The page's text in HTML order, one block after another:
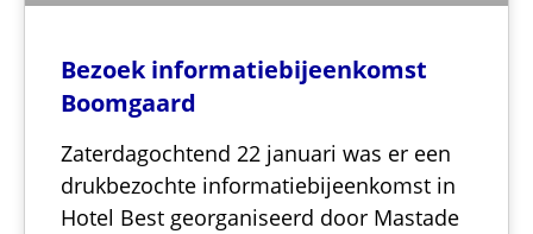
Bezoek informatiebijeenkomst
Boomgaard
Zaterdagochtend 22 januari was er een
drukbezochte informatiebijeenkomst in
Hotel Best georganiseerd door Mastade